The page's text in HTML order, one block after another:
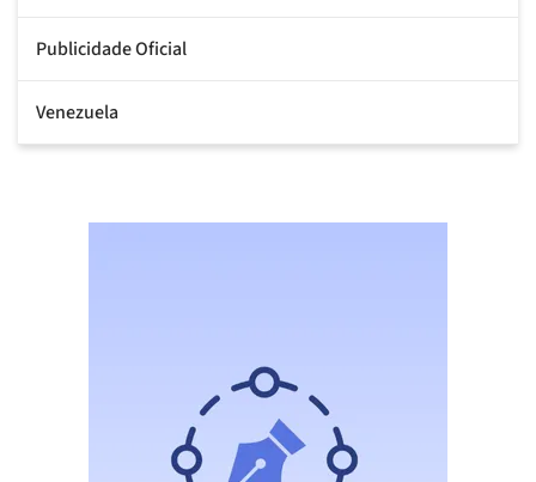
Publicidade Oficial
Venezuela